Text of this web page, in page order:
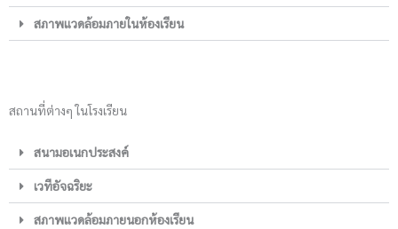
สภาพแวดล้อมภายในห้องเรียน
สถานที่ต่างๆ ในโรงเรียน
สนามอเนกประสงค์
เวทีอัจฉริยะ
สภาพแวดล้อมภายนอกห้องเรียน